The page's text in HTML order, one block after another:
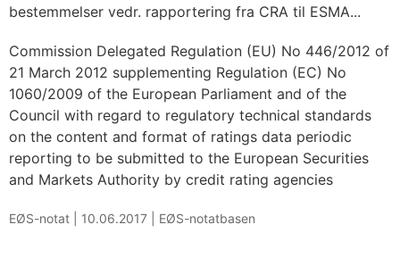
bestemmelser vedr. rapportering fra CRA til ESMA...
Commission Delegated Regulation (EU) No 446/2012 of
21 March 2012 supplementing Regulation (EC) No
1060/2009 of the European Parliament and of the
Council with regard to regulatory technical standards
on the content and format of ratings data periodic
reporting to be submitted to the European Securities
and Markets Authority by credit rating agencies
EØS-notat | 10.06.2017 EØS-notatbasen